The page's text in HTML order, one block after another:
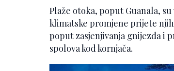
Plaže otoka, poput Guanala,
klimatske promjene prijete
poput zasjenjivanja gnijezda i
spolova kod kornjača.